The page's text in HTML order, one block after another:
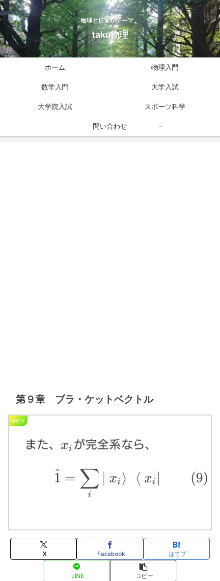
物理と日常がテーマ。
taku物理
ホーム 物理入門
数学入門 大学入試
大学院入試 スポーツ科学
問い合わせ
第９章 ブラ・ケットベクトル
物理学
X Facebook はてブ
LINE コピー